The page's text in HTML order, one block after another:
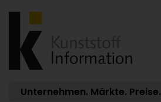
Unternehmen. Märkte. Preise.